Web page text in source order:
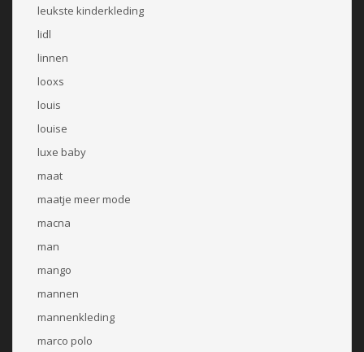
leukste kinderkleding
lidl
linnen
looxs
louis
louise
luxe baby
maat
maatje meer mode
macna
man
mango
mannen
mannenkleding
marco polo